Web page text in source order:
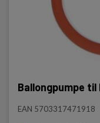
Ballongpumpe til
EAN 5703317471918